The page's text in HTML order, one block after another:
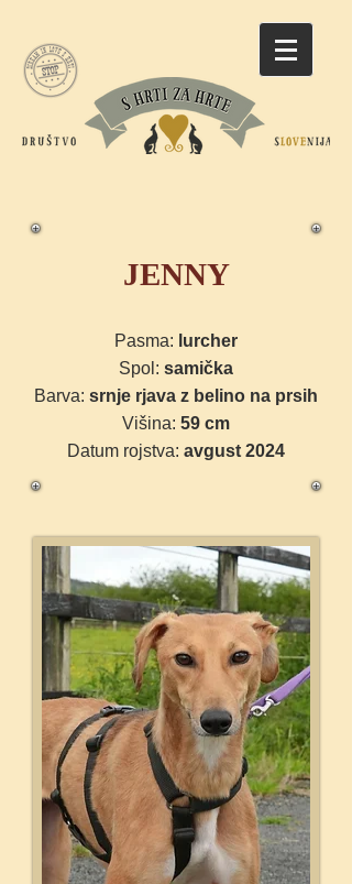
JENNY
Pasma: lurcher
Spol: samička
Barva: srnje rjava z belino na prsih
Višina: 59 cm
Datum rojstva: avgust 2024